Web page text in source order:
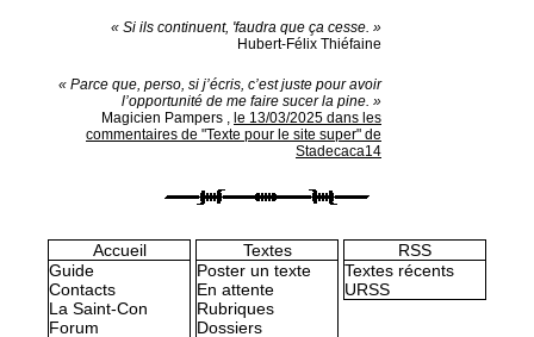
« Si ils continuent, 'faudra que ça cesse. »
Hubert-Félix Thiéfaine
« Parce que, perso, si j’écris, c’est juste pour avoir
l’opportunité de me faire sucer la pine. »
Magicien Pampers , le 13/03/2025 dans les
commentaires de "Texte pour le site super" de
Stadecaca14
Accueil
Guide
Contacts
La Saint-Con
Forum
Textes
Poster un texte
En attente
Rubriques
Dossiers
RSS
Textes récents
URSS